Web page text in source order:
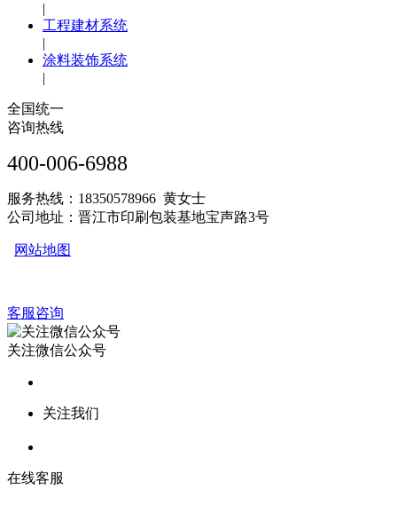
|
工程建材系统
|
涂料装饰系统
|
全国统一
咨询热线
400-006-6988
服务热线：18350578966 黄女士
公司地址：晋江市印刷包装基地宝声路3号
网站地图
客服咨询
关注微信公众号
关注我们
在线客服